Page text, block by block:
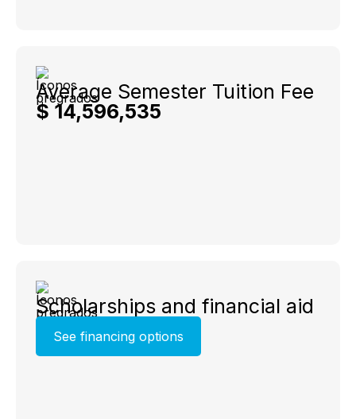
Average Semester Tuition Fee
$ 14,596,535
Scholarships and financial aid
See financing options